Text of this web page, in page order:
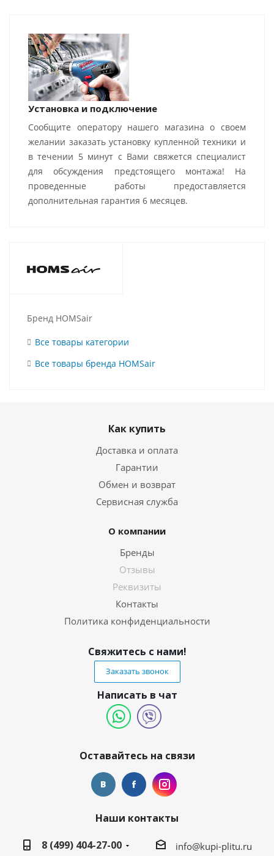
Установка и подключение
Сообщите оператору нашего магазина о своем
желании заказать установку купленной техники и
в течении 5 минут с Вами свяжется специалист
для обсуждения предстоящего монтажа! На
проведенные работы предоставляется
дополнительная гарантия 6 месяцев.
Бренд HOMSair
Все товары категории
Все товары бренда HOMSair
Как купить
Доставка и оплата
Гарантии
Обмен и возврат
Сервисная служба
О компании
Бренды
Отзывы
Реквизиты
Контакты
Политика конфиденциальности
Свяжитесь с нами!
Заказать звонок
Написать в чат
Оставайтесь на связи
Наши контакты
8 (499) 404-27-00
info@kupi-plitu.ru